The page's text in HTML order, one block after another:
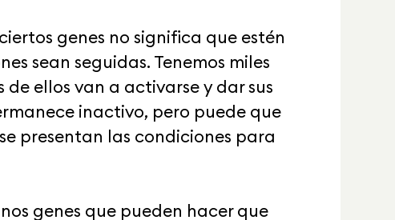
genes no significa que estén
sean seguidas. Tenemos miles
ellos van a activarse y dar sus
inactivo, pero puede que
presentan las condiciones para
genes que pueden hacer que